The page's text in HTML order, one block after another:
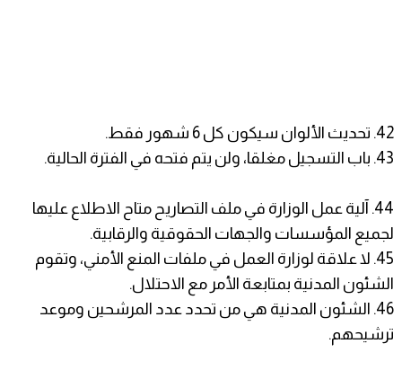
42. تحديث الألوان سيكون كل 6 شهور فقط.
43. باب التسجيل مغلقا، ولن يتم فتحه في الفترة الحالية.
44. آلية عمل الوزارة في ملف التصاريح متاح الاطلاع عليها
لجميع المؤسسات والجهات الحقوقية والرقابية.
45. لا علاقة لوزارة العمل في ملفات المنع الأمني، وتقوم
الشئون المدنية بمتابعة الأمر مع الاحتلال.
46. الشئون المدنية هي من تحدد عدد المرشحين وموعد
ترشيحهم.